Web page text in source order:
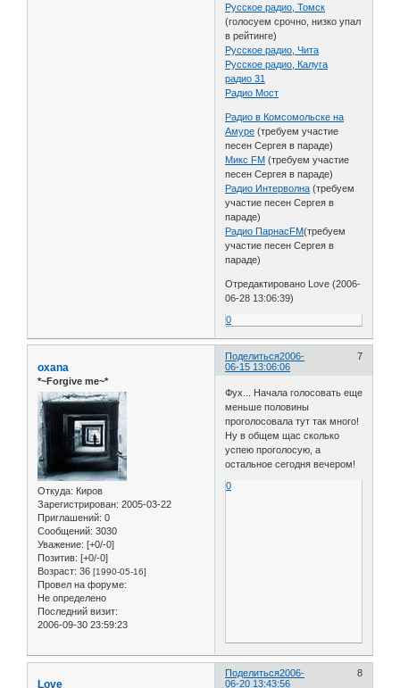
Русское радио, Томск
(голосуем срочно, низко упал
в рейтинге)
Русское радио, Чита
Русское радио, Калуга
радио 31
Радио Мост
Радио в Комсомольске на
Амуре (требуем участие
песен Сергея в параде)
Микс FM (требуем участие
песен Сергея в параде)
Радио Интерволна (требуем
участие песен Сергея в
параде)
Радио ПарнасFM(требуем
участие песен Сергея в
параде)
Отредактировано Love (2006-
06-28 13:06:39)
0
Поделиться 7
2006-
06-15 13:06:06
oxana
*~Forgive me~*
Откуда: Киров
Зарегистрирован: 2005-03-22
Приглашений: 0
Сообщений: 3030
Уважение: [+0/-0]
Позитив: [+0/-0]
Возраст: 36 [1990-05-16]
Провел на форуме:
Не определено
Последний визит:
2006-09-30 23:59:23
Фух... Начала голосовать еще
меньше половины
проголосовала тут так много!
Ну в общем щас сколько
успею проголосую, а
остальное сегодня вечером!
0
Поделиться 8
2006-
06-20 13:43:56
Love